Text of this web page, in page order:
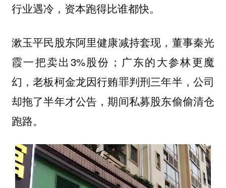
行业遇冷，资本跑得比谁都快。
漱玉平民股东阿里健康减持套现，董事秦光
霞一把卖出3%股份；广东的大参林更魔
幻，老板柯金龙因行贿罪判刑三年半，公司
却拖了半年才公告，期间私募股东偷偷清仓
跑路。